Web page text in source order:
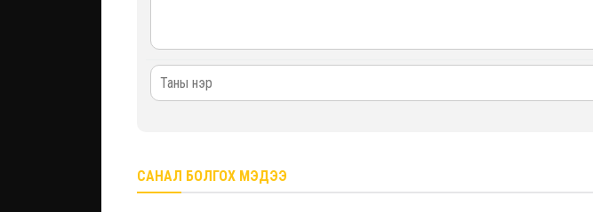
САНАЛ БОЛГОХ МЭДЭЭ